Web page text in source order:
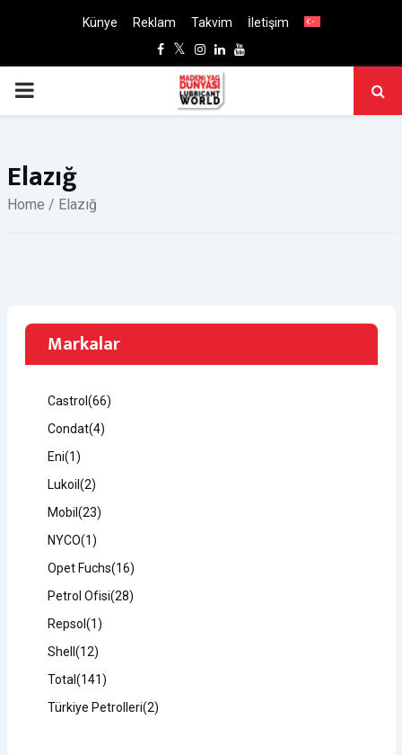
Künye Reklam Takvim
İletişim
Facebook
Twitter
Instagram
LinkedinYoutube
PRIMARY
Elazığ
Home / Elazığ
Markalar
Castrol (66)
Condat(4)
Eni(1)
Lukoil (2)
Mobil (23)
NYCO(1)
Opet Fuchs(16)
Petrol Ofisi(28)
Repsol (1)
Shell (12)
Total (141)
Türkiye Petrolleri(2)